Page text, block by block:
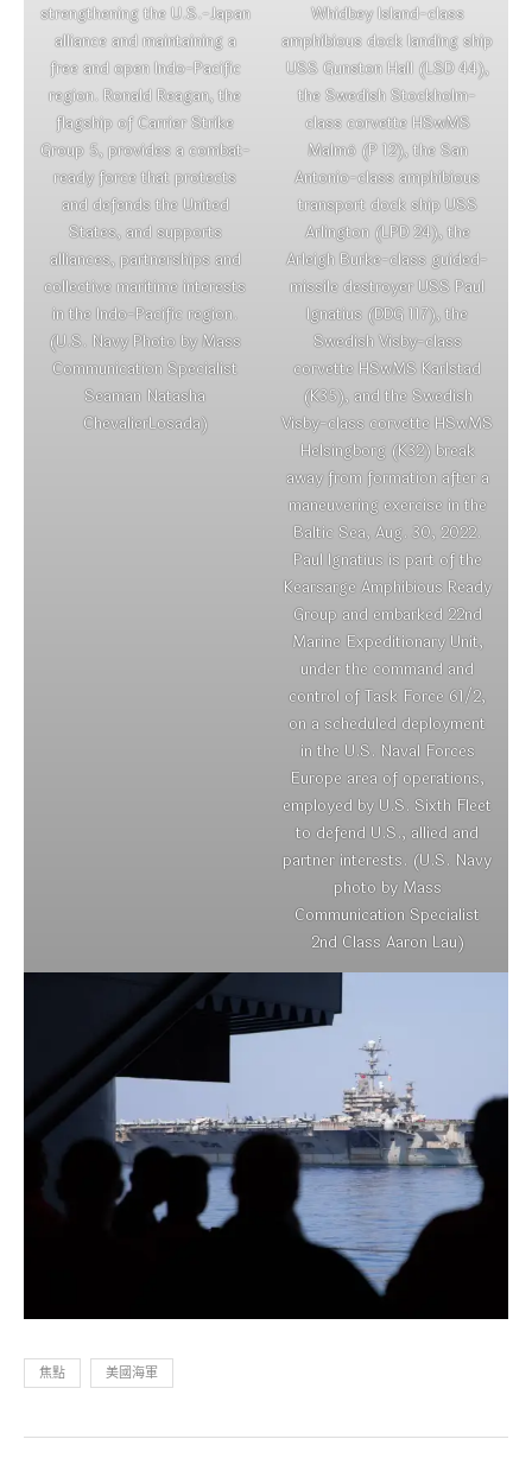
strengthening the U.S.-Japan
alliance and maintaining a
free and open Indo-Pacific
region. Ronald Reagan, the
flagship of Carrier Strike
Group 5, provides a combat-
ready force that protects
and defends the United
States, and supports
alliances, partnerships and
collective maritime interests
in the Indo-Pacific region.
(U.S. Navy Photo by Mass
Communication Specialist
Seaman Natasha
ChevalierLosada)
Whidbey Island-class
amphibious dock landing ship
USS Gunston Hall (LSD 44),
the Swedish Stockholm-
class corvette HSwMS
Malmö (P 12), the San
Antonio-class amphibious
transport dock ship USS
Arlington (LPD 24), the
Arleigh Burke-class guided-
missile destroyer USS Paul
Ignatius (DDG 117), the
Swedish Visby-class
corvette HSwMS Karlstad
(K35), and the Swedish
Visby-class corvette HSwMS
Helsingborg (K32) break
away from formation after a
maneuvering exercise in the
Baltic Sea, Aug. 30, 2022.
Paul Ignatius is part of the
Kearsarge Amphibious Ready
Group and embarked 22nd
Marine Expeditionary Unit,
under the command and
control of Task Force 61/2,
on a scheduled deployment
in the U.S. Naval Forces
Europe area of operations,
employed by U.S. Sixth Fleet
to defend U.S., allied and
partner interests. (U.S. Navy
photo by Mass
Communication Specialist
2nd Class Aaron Lau)
焦點 美國海軍